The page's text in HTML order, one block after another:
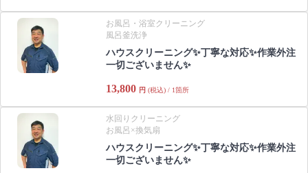
お風呂・浴室クリーニング
風呂釜洗浄
ハウスクリーニング✨丁寧な対応✨作業外注
一切ございません✨
13,800 円 (税込) / 1箇所
水回りクリーニング
お風呂×換気扇
ハウスクリーニング✨丁寧な対応✨作業外注
一切ございません✨